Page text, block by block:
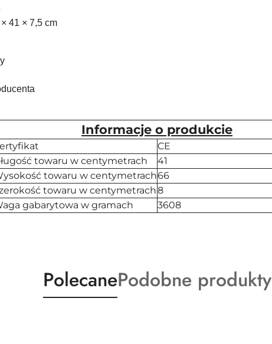
41 × 7,5 cm
Informacje o produkcie
CE
towaru w centymetrach
41
towaru w centymetrach66
towaru w centymetrach8
gabarytowa w gramach
3608
Produkty
o
PolecaneProdukty
o
Podobne produkty